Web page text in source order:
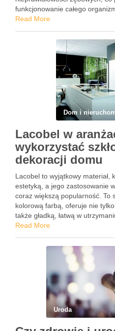
funkcjonowanie całego
odpowiednio przeprowadzone
metody ortodontyczne oferują
Read More
Dom i
Lacobel w
wykorzystać
dekoracji domu
Lacobel to wyjątkowy materiał,
estetyką, a jego zastosowanie
coraz większą popularność. To
kolorową farbą, oferuje nie
także gładką, łatwą w
doskonale odbija światło,
Read More
Uroda